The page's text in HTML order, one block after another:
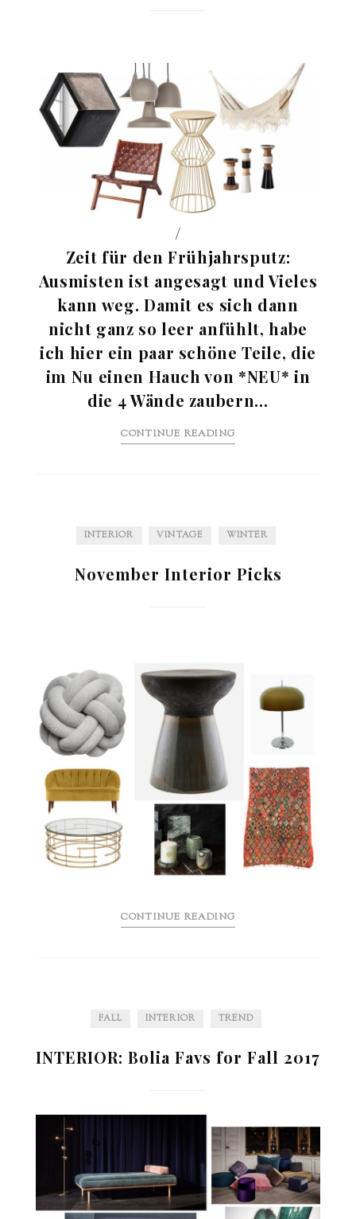
/
Zeit für den Frühjahrsputz:
Ausmisten ist angesagt und Vieles
kann weg. Damit es sich dann
nicht ganz so leer anfühlt, habe
ich hier ein paar schöne Teile, die
im Nu einen Hauch von *NEU* in
die 4 Wände zaubern…
CONTINUE READING
INTERIOR VINTAGE WINTER
November Interior Picks
CONTINUE READING
FALL INTERIOR TREND
INTERIOR: Bolia Favs for Fall 2017